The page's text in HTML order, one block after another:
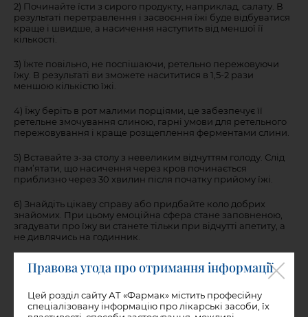
2) Починайте їсти з сирого продукту, наприклад, салату. В
результаті перетравлення і засвоєння їжі буде відбуватися
краще і швидше, а насичення наступить від меншої її
кількості.
3) Їжте повільно, не поспішаючи, ретельно пережовуючи
їжу. В результаті ви зможете насититися в 1,5-2 рази
меншою кількістю їжі.
4) Їжу беріть в рот малими порціями, це забезпечує її
ретельне змочування слиною, гарні умови для ретельного
пережовування і краще розщеплення ферментами слини.
5) Вставайте з-за столу з невеликим відчуттям голоду. Слід
пам’ятати, що насичення через кров починається
приблизно через 30 хвилин після початку прийому їжі.
6) Знайдіть цікаву справу або придбайте коло добрих
знайомих. При цьому емоційна сфера стане заповненою,
згадувати про їжу ви станете тільки при відчутті апетиту, а
не дивлячись на годинник.
7) Зосередьтеся на правильному щоденному харчуванні,
для цього приймайте їжу за графіком і не пропускайте їжу,
який може стати причиною подальшого переїдання.
Правова угода про отримання інформації
Цей розділ сайту АТ «Фармак» містить професійну
спеціалізовану інформацію про лікарські засоби, їх